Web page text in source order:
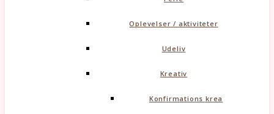
Oplevelser / aktiviteter
Udeliv
Kreativ
Konfirmations krea